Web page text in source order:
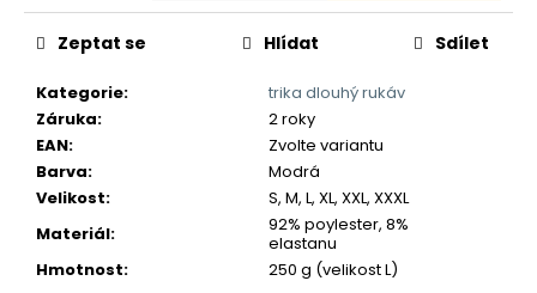
Kategorie:
trika dlouhý rukáv
Záruka:
2 roky
EAN:
Zvolte variantu
Barva:
Modrá
Velikost:
S, M, L, XL, XXL, XXXL
Materiál:
92% poylester, 8%
elastanu
Hmotnost: 250 g (velikost L)
Zeptat se Hlídat Sdílet